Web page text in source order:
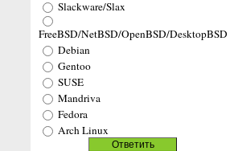
Slackware/Slax
FreeBSD/NetBSD/OpenBSD/DesktopBSD
Debian
Gentoo
SUSE
Mandriva
Fedora
Arch Linux